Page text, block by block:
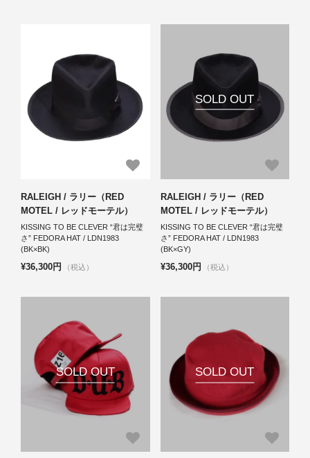
RALEIGH / ラリー（RED
MOTEL / レッドモーテル）
KISSING TO BE CLEVER “君は完璧
さ” FEDORA HAT / LDN1983
(BK×BK)
¥36,300円 （税込）
SOLD OUT
RALEIGH / ラリー（RED
MOTEL / レッドモーテル）
KISSING TO BE CLEVER “君は完璧
さ” FEDORA HAT / LDN1983
(BK×GY)
¥36,300円 （税込）
SOLD OUT SOLD OUT